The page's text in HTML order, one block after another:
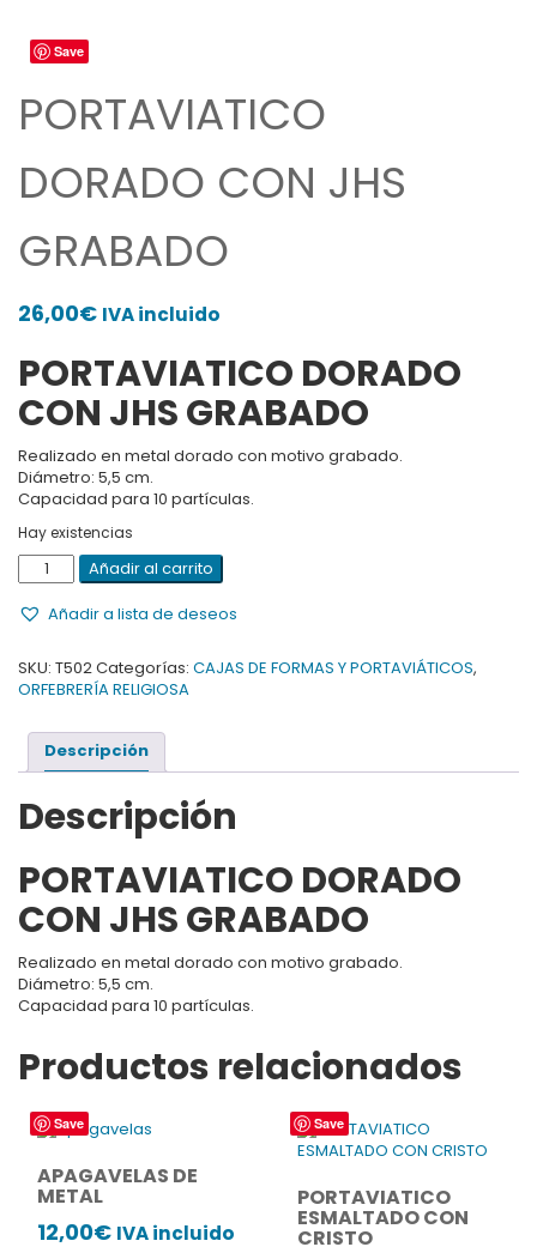
Save
PORTAVIATICO
DORADO CON JHS
GRABADO
26,00€ IVA incluido
PORTAVIATICO DORADO
CON JHS GRABADO
Realizado en metal dorado con motivo grabado.
Diámetro: 5,5 cm.
Capacidad para 10 partículas.
Hay existencias
PORTAVIATICO
DORADO
CON
JHS
cantidad
Añadir al carrito
Añadir a lista de deseos
SKU: T502Categorías: CAJAS DE FORMAS Y PORTAVIÁTICOS,
ORFEBRERÍA RELIGIOSA
Descripción
Descripción
PORTAVIATICO DORADO
CON JHS GRABADO
Realizado en metal dorado con motivo grabado.
Diámetro: 5,5 cm.
Capacidad para 10 partículas.
Productos relacionados
Save
APAGAVELAS DE
METAL
12,00€ IVA incluido
Save
PORTAVIATICO
ESMALTADO CON
CRISTO